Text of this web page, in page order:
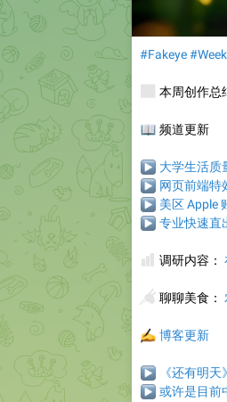
#Fakeye
📰本周创作总
📖频道更新
▶大学生活质
▶网页前端特
▶美区 Apple
▶专业快速直
📊调研内容：
🥢聊聊美食 ：
✍️博客更新
▶《还有明
▶或许是目前